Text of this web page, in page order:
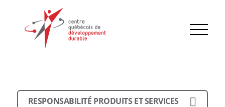
RESPONSABILITÉ PRODUITS ET SERVICES